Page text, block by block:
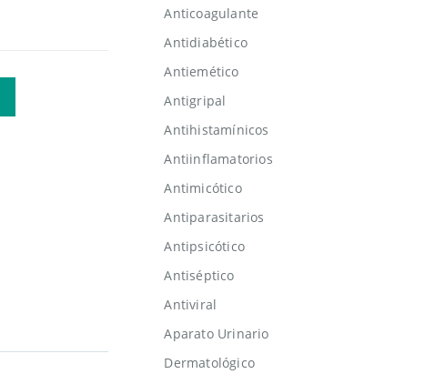
Anticoagulante
Antidiabético
Antiemético
Antigripal
Antihistamínicos
Antiinflamatorios
Antimicótico
Antiparasitarios
Antipsicótico
Antiséptico
Antiviral
Aparato Urinario
Dermatológico